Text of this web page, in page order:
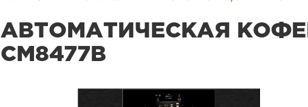
АВТОМАТИЧЕСКАЯ
CM8477B